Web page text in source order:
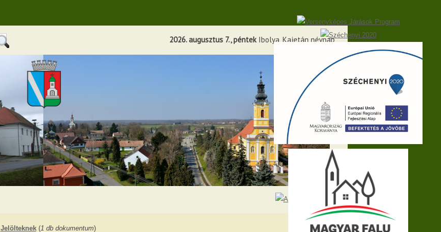
2026. augusztus 7., péntekIbolya, Kajetán névnap
Jelölteknek(1 db dokumentum)